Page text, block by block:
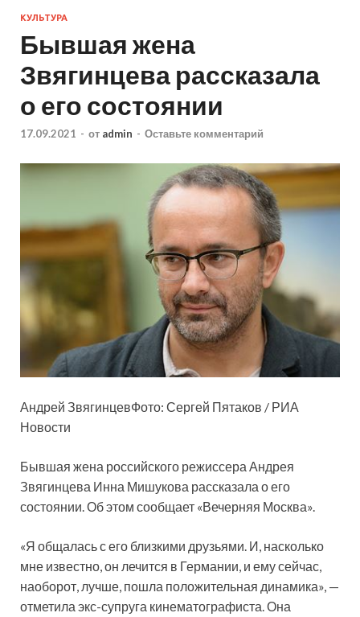
КУЛЬТУРА
Бывшая жена
Звягинцева рассказала
о его состоянии
17.09.2021 - от admin - Оставьте комментарий
Андрей ЗвягинцевФото: Сергей Пятаков / РИА
Новости
Бывшая жена российского режиссера Андрея
Звягинцева Инна Мишукова рассказала о его
состоянии. Об этом сообщает «Вечерняя Москва».
«Я общалась с его близкими друзьями. И, насколько
мне известно, он лечится в Германии, и ему сейчас,
наоборот, лучше, пошла положительная динамика», —
отметила экс-супруга кинематографиста. Она